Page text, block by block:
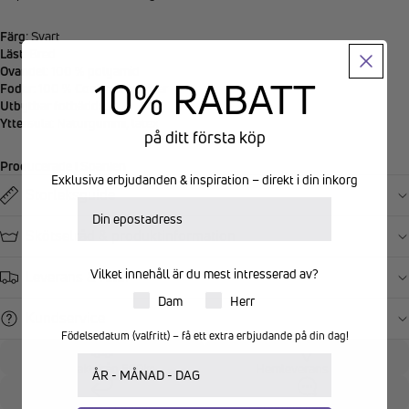
Färg: Svart
Läst
Ovandel
Foder
: 100 % Coolmax kolfiber
Utbytbar fotbädd:
Ja
Yttersula
Producerade i Spanien
Leverans & retur
Fri frakt från 599kr
Returrätt 14 dagar Personlig kundtjänst
10% RABATT
på ditt första köp
Exklusiva erbjudanden & inspiration – direkt i din inkorg
Vilket innehåll är du mest intresserad av?
Produkter för dam eller herr
Dam Herr
Födelsedatum (valfritt) – få ett extra erbjudande på din dag!